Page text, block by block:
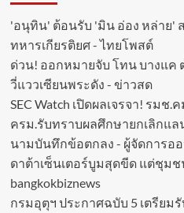
'อนุทิน' ต้อนรับ 'มิน อ่อง หล่าย'
ทหารเกียรติยศ - ไทยโพสต์
ด่วน! ออกหมายจับ โทน บางแค
วี่แววเซียนพระดัง - ข่าวสด
SEC Watch เปิดผลเจรจา! รมช
ครม.รับทราบผลศึกษายกเลิกแ
นามบันทึกข้อตกลง - ผู้จัดการอ
ดาต้าเซ็นเตอร์บูมสุดขีด แต่ชุมชน
bangkokbiznews
กรมอุตุฯ ประกาศฉบับ 5 เตรีย